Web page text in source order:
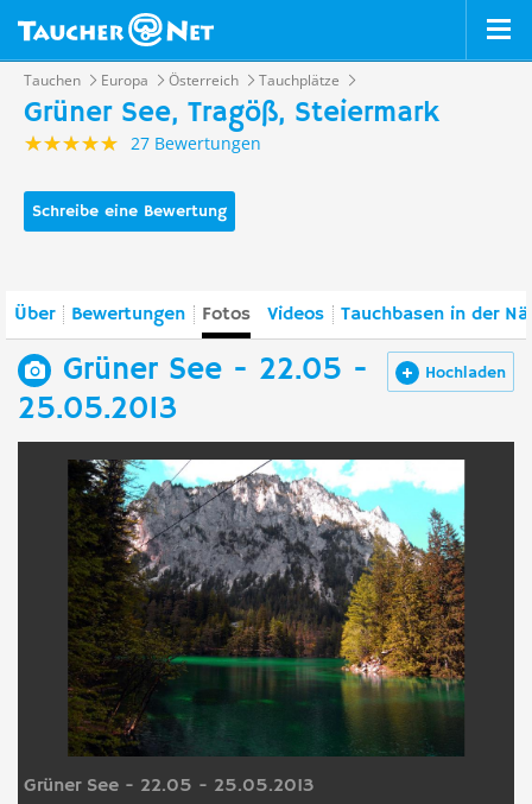
Tauchen Europa Österreich Tauchplätze
Grüner See, Tragöß, Steiermark
27 Bewertungen
Schreibe eine Bewertung
Über Bewertungen Fotos Videos Tauchbasen in der
Hochladen
Grüner See - 22.05 -
25.05.2013
Grüner See - 22.05 - 25.05.2013